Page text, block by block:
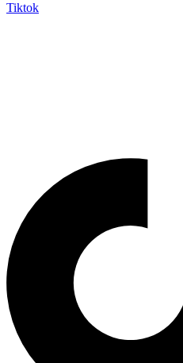
Tiktok